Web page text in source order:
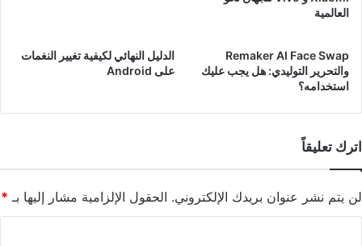
العالمية
Remaker AI Face Swap
والتحرير التوليدي: هل يجب عليك
استخدامه؟
الدليل النهائي لكيفية تغيير النغمات
على Android
اترك تعليقاً
لن يتم نشر عنوان بريدك الإلكتروني. الحقول الإلزامية مشار إليها بـ *